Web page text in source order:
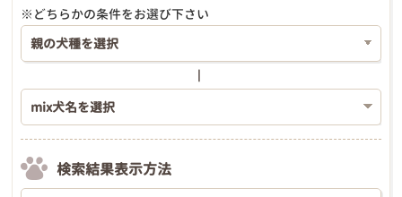
※どちらかの条件をお選び下さい
検索結果表示方法